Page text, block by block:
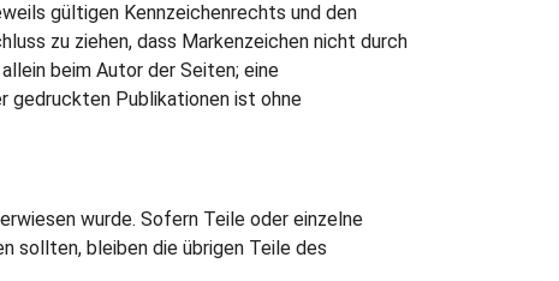
gültigen Kennzeichenrechts und den
zu ziehen, dass Markenzeichen nicht durch
beim Autor der Seiten; eine
gedruckten Publikationen ist ohne
wurde. Sofern Teile oder einzelne
sollten, bleiben die übrigen Teile des